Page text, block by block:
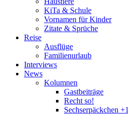
KiTa & Schule
Vornamen für Kinder
Zitate & Sprüche
Reise
Ausflüge
Familienurlaub
Interviews
News
Kolumnen
Gastbeiträge
Recht so!
Sechserpäckchen +1